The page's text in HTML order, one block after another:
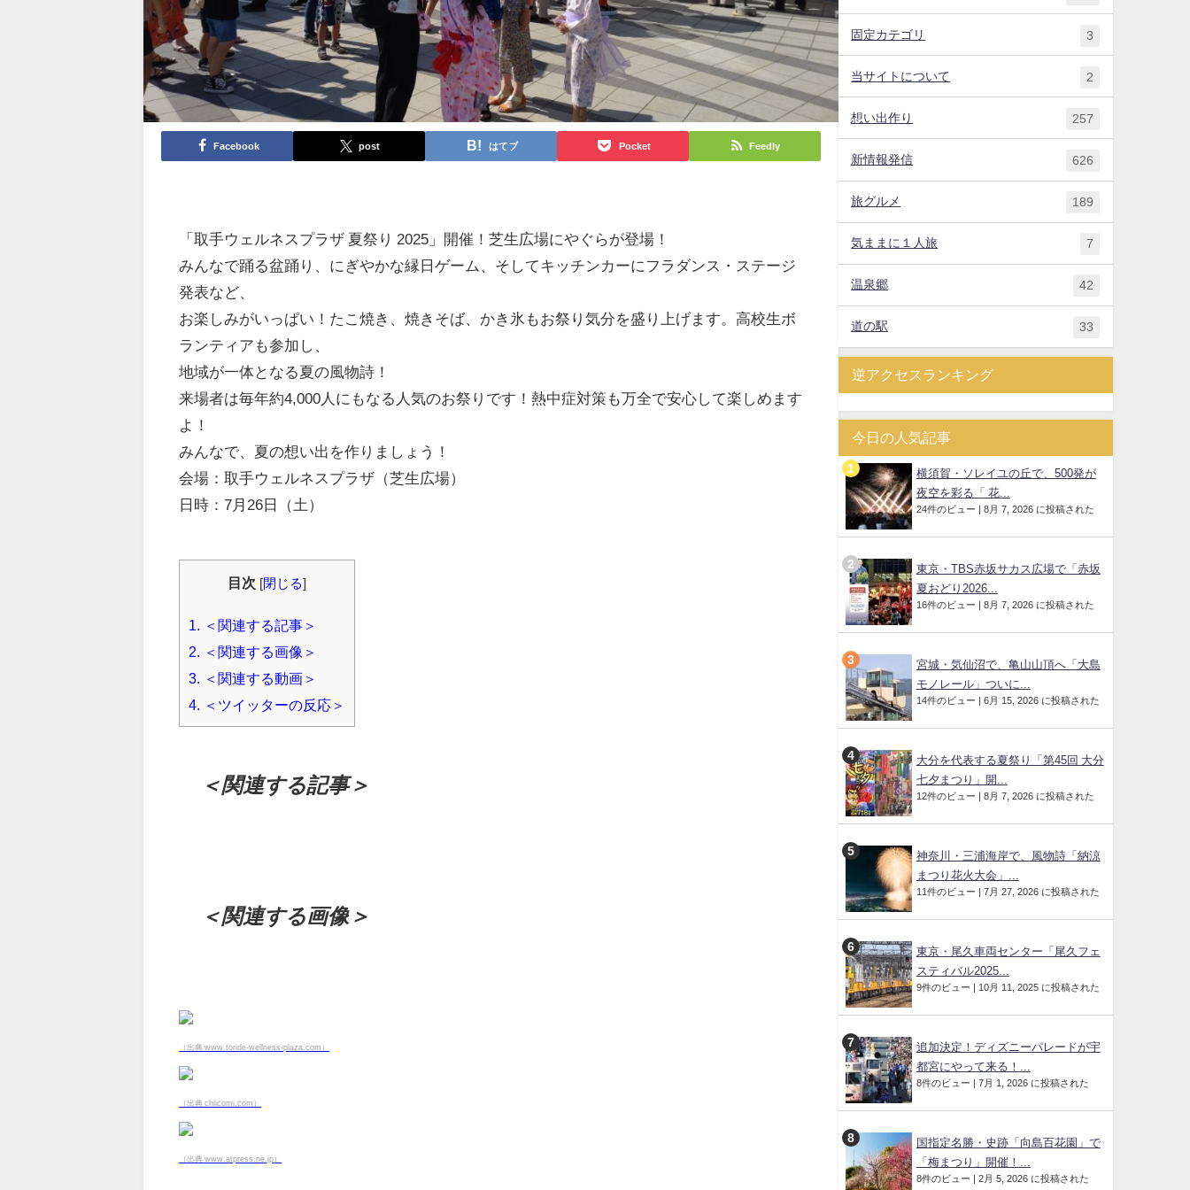
Facebook post はてブ Pocket Feedly
「取手ウェルネスプラザ 夏祭り 2025」開催！芝生広場にやぐらが登場！
みんなで踊る盆踊り、にぎやかな縁日ゲーム、そしてキッチンカーにフラダンス・ステージ
発表など、
お楽しみがいっぱい！たこ焼き、焼きそば、かき氷もお祭り気分を盛り上げます。高校生ボ
ランティアも参加し、
地域が一体となる夏の風物詩！
来場者は毎年約4,000人にもなる人気のお祭りです！熱中症対策も万全で安心して楽しめます
よ！
みんなで、夏の想い出を作りましょう！
会場：取手ウェルネスプラザ（芝生広場）
日時：7月26日（土）
目次 閉じる
1.
＜関連する記事＞
2.
＜関連する画像＞
3.
＜関連する動画＞
4.
＜ツイッターの反応＞
＜関連する記事＞
＜関連する画像＞
（出典 www.toride-wellness-plaza.com）
（出典 chiicomi.com）
（出典 www.atpress.ne.jp）
固定カテゴリ 3
当サイトについて 2
想い出作り 257
新情報発信 626
旅グルメ 189
気ままに１人旅 7
温泉郷 42
道の駅 33
逆アクセスランキング
今日の人気記事
横須賀・ソレイユの丘で、500発が
夜空を彩る「 花...
24件のビュー | 8月 7, 2026 に投稿された
東京・TBS赤坂サカス広場で「赤坂
夏おどり2026...
16件のビュー | 8月 7, 2026 に投稿された
宮城・気仙沼で、亀山山頂へ「大島
モノレール」ついに...
14件のビュー | 6月 15, 2026 に投稿された
大分を代表する夏祭り「第45回 大分
七夕まつり」開...
12件のビュー | 8月 7, 2026 に投稿された
神奈川・三浦海岸で、風物詩「納涼
まつり花火大会」...
11件のビュー | 7月 27, 2026 に投稿された
東京・尾久車両センター「尾久フェ
スティバル2025...
9件のビュー | 10月 11, 2025 に投稿された
追加決定！ディズニーパレードが宇
都宮にやって来る！...
8件のビュー | 7月 1, 2026 に投稿された
国指定名勝・史跡「向島百花園」で
「梅まつり」開催！...
8件のビュー | 2月 5, 2026 に投稿された